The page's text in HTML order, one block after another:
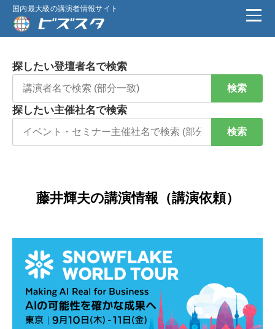
国内最大級の講演者情報サイト
探したい登壇者名で検索
検索
探したい主催社名で検索
検索
藤井輝夫の講演情報（講演依頼）